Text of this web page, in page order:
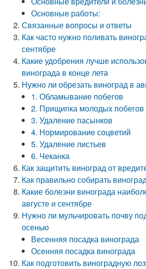
Основные работы:
Связанные вопросы и ответы
Как часто нужно поливать
сентябре
Какие удобрения лучше
винограда в конце лета
Нужно ли обрезать виноград в
1. Обламывание побегов
2. Прищипка молодых побегов
3. Удаление пасынков
4. Нормирование соцветий
5. Удаление листьев
6. Чеканка
Как защитить виноград от
Как правильно собирать
Какие болезни винограда
августе и сентябре
Нужно ли мульчировать почву
осенью
Весенняя посадка винограда
Осенняя посадка винограда
Как подготовить виноградную